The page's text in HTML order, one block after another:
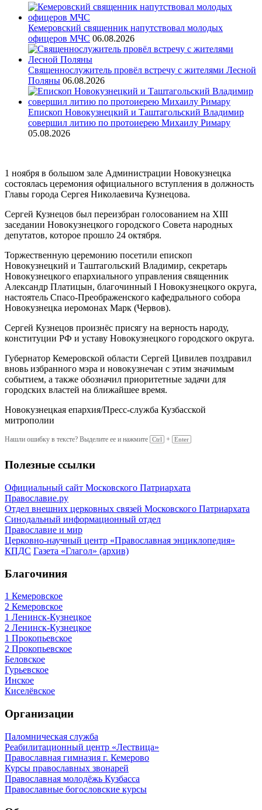
Кемеровский священник напутствовал молодых
офицеров МЧС 06.08.2026
Священнослужитель провёл встречу с жителями Лесной
Поляны 06.08.2026
Епископ Новокузнецкий и Таштагольский Владимир
совершил литию по протоиерею Михаилу Римару
05.08.2026
1 ноября в большом зале Администрации Новокузнецка
состоялась церемония официального вступления в должность
Главы города Сергея Николаевича Кузнецова.
Сергей Кузнецов был переизбран голосованием на XIII
заседании Новокузнецкого городского Совета народных
депутатов, которое прошло 24 октября.
Торжественную церемонию посетили епископ
Новокузнецкий и Таштагольский Владимир, секретарь
Новокузнецкого епархиального управления священник
Александр Платицын, благочинный I Новокузнецкого округа,
настоятель Спасо-Преображенского кафедрального собора
Новокузнецка иеромонах Марк (Червов).
Сергей Кузнецов произнёс присягу на верность народу,
конституции РФ и уставу Новокузнецкого городского округа.
Губернатор Кемеровской области Сергей Цивилев поздравил
вновь избранного мэра и новокузнечан с этим значимым
событием, а также обозначил приоритетные задачи для
городских властей на ближайшее время.
Новокузнецкая епархия/Пресс-служба Кузбасской
митрополии
Нашли ошибку в тексте? Выделите ее и нажмите Ctrl + Enter
Полезные ссылки
Официальный сайт Московского Патриархата
Православие.ру
Отдел внешних церковных связей Московского Патриархата
Синодальный информационный отдел
Православие и мир
Церковно-научный центр «Православная энциклопедия»
КПДС Газета «Глагол» (архив)
Благочиния
1 Кемеровское
2 Кемеровское
1 Ленинск-Кузнецкое
2 Ленинск-Кузнецкое
1 Прокопьевское
2 Прокопьевское
Беловское
Гурьевское
Инское
Киселёвское
Организации
Паломническая служба
Реабилитационный центр «Лествица»
Православная гимназия г. Кемерово
Курсы православных звонарей
Православная молодёжь Кузбасса
Православные богословские курсы